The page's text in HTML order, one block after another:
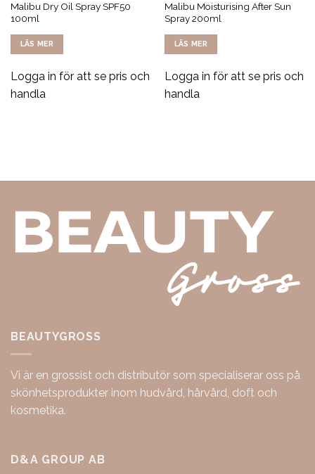
Malibu Dry Oil Spray SPF50
100ml
LÄS MER
Logga in för att se pris och
handla
Malibu Moisturising After Sun
Spray 200ml
LÄS MER
Logga in för att se pris och
handla
BEAUTYGROSS
Vi är en grossist och distributör som specialiserar oss på
skönhetsprodukter inom hudvård, hårvård, doft och
kosmetika.
D&A GROUP AB